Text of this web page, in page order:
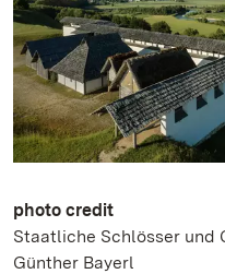
photo credit
Staatliche Schlösser und
Günther Bayerl